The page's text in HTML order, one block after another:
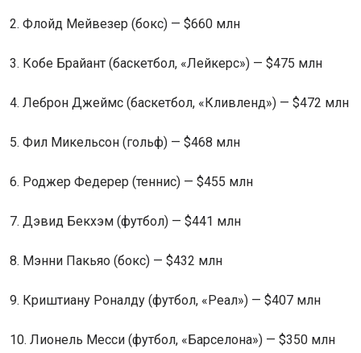
2. Флойд Мейвезер (бокс) — $660 млн
3. Кобе Брайант (баскетбол, «Лейкерс») — $475 млн
4. Леброн Джеймс (баскетбол, «Кливленд») — $472 млн
5. Фил Микельсон (гольф) — $468 млн
6. Роджер Федерер (теннис) — $455 млн
7. Дэвид Бекхэм (футбол) — $441 млн
8. Мэнни Пакьяо (бокс) — $432 млн
9. Криштиану Роналду (футбол, «Реал») — $407 млн
10. Лионель Месси (футбол, «Барселона») — $350 млн